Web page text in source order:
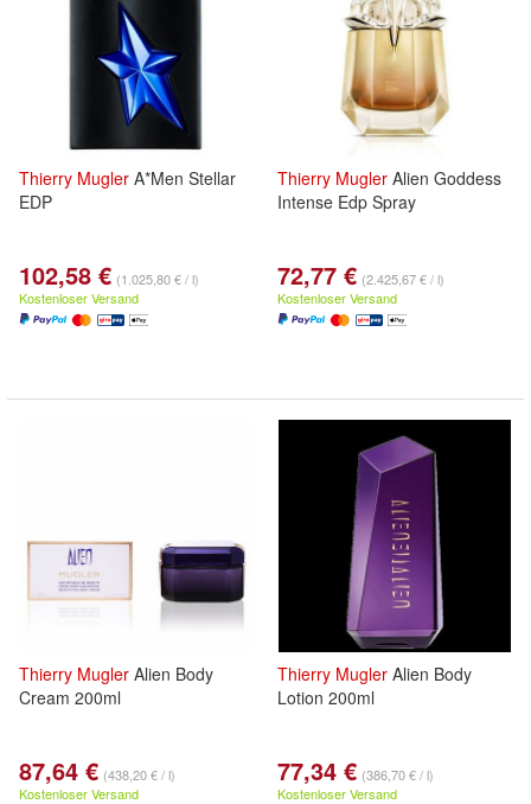
Thierry Mugler A*Men Stellar
EDP
102,58 € (1.025,80 € / l)
Kostenloser Versand
Thierry Mugler Alien Goddess
Intense Edp Spray
72,77 € (2.425,67 € / l)
Kostenloser Versand
Thierry Mugler Alien Body
Cream 200ml
87,64 € (438,20 € / l)
Kostenloser Versand
Thierry Mugler Alien Body
Lotion 200ml
77,34 € (386,70 € / l)
Kostenloser Versand